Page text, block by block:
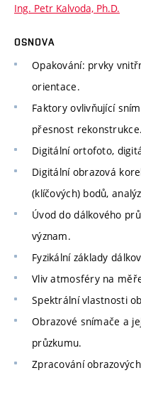
Ing. Petr Kalvoda, Ph.D.
OSNOVA
Opakování: prvky
orientace.
Faktory ovlivňující
přesnost rekonstrukce.
Digitální ortofoto,
Digitální obrazová
(klíčových) bodů,
Úvod do dálkového
význam.
Fyzikální základy
Vliv atmosféry na
Spektrální vlastnosti
Obrazové snímače a
průzkumu.
Zpracování